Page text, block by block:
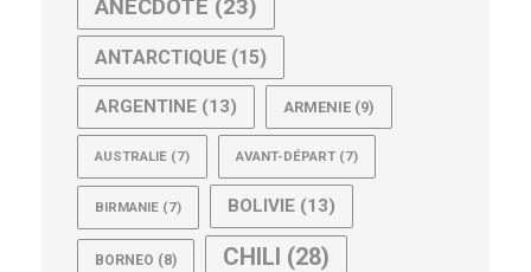
ANECDOTE (23)
ANTARCTIQUE (15)
ARGENTINE (13) ARMENIE (9)
AUSTRALIE (7) AVANT-DÉPART (7)
BIRMANIE (7) BOLIVIE (13)
BORNEO (8) CHILI (28)